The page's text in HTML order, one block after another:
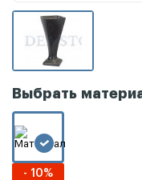
Выбрать
- 10%